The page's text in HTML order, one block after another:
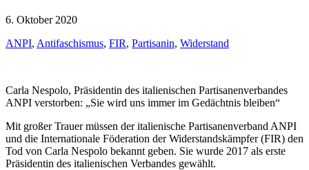
6. Oktober 2020
ANPI, Antifaschismus, FIR, Partisanin, Widerstand
Carla Nespolo, Präsidentin des italienischen Partisanenverbandes
ANPI verstorben: „Sie wird uns immer im Gedächtnis bleiben“
Mit großer Trauer müssen der italienische Partisanenverband ANPI
und die Internationale Föderation der Widerstandskämpfer (FIR) den
Tod von Carla Nespolo bekannt geben. Sie wurde 2017 als erste
Präsidentin des italienischen Verbandes gewählt.